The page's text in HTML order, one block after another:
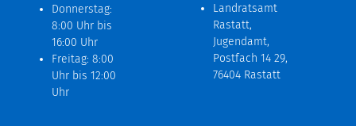
Donnerstag:
8:00 Uhr bis
16:00 Uhr
Freitag: 8:00
Uhr bis 12:00
Uhr
Landratsamt
Rastatt,
Jugendamt,
Postfach 14 29,
76404 Rastatt